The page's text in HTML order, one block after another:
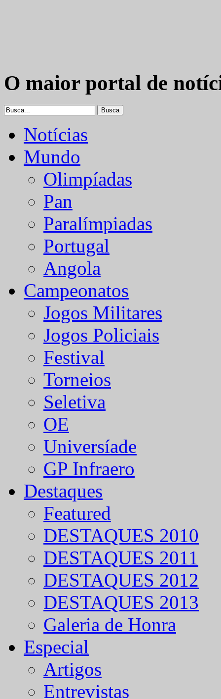
O maior portal de
Notícias
Mundo
Olimpíadas
Pan
Paralímpiadas
Portugal
Angola
Campeonatos
Jogos Militares
Jogos Policiais
Festival
Torneios
Seletiva
OE
Universíade
GP Infraero
Destaques
Featured
DESTAQUES 2010
DESTAQUES 2011
DESTAQUES 2012
DESTAQUES 2013
Galeria de Honra
Especial
Artigos
Entrevistas